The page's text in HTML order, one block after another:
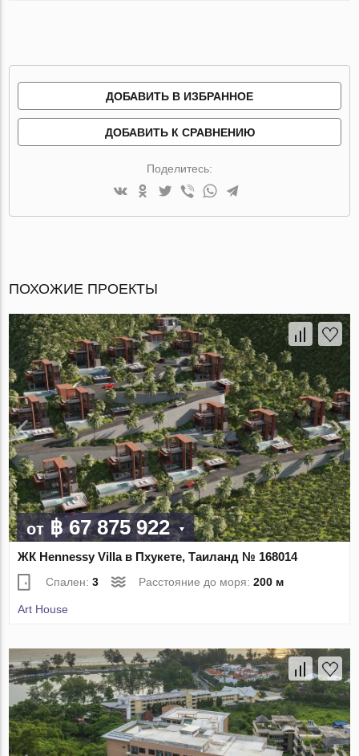
ДОБАВИТЬ В ИЗБРАННОЕ
ДОБАВИТЬ К СРАВНЕНИЮ
Поделитесь:
ПОХОЖИЕ ПРОЕКТЫ
от ฿ 67 875 922
ЖК Hennessy Villa в Пхукете, Таиланд № 168014
Спален:3 Расстояние до моря:200 м
Art House